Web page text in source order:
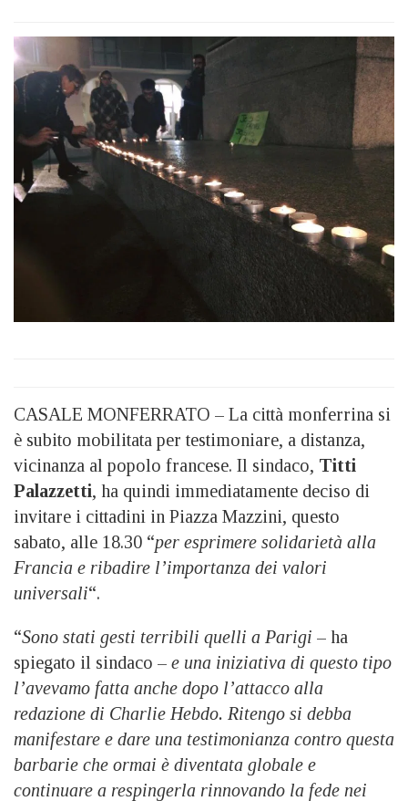
CASALE MONFERRATO – La città monferrina si
è subito mobilitata per testimoniare, a distanza,
vicinanza al popolo francese. Il sindaco, Titti
Palazzetti, ha quindi immediatamente deciso di
invitare i cittadini in Piazza Mazzini, questo
sabato, alle 18.30 “per esprimere solidarietà alla
Francia e ribadire l’importanza dei valori
universali“.
“Sono stati gesti terribili quelli a Parigi – ha
spiegato il sindaco – e una iniziativa di questo tipo
l’avevamo fatta anche dopo l’attacco alla
redazione di Charlie Hebdo. Ritengo si debba
manifestare e dare una testimonianza contro questa
barbarie che ormai è diventata globale e
continuare a respingerla rinnovando la fede nei